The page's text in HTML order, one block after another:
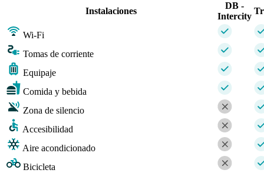
Instalaciones
DB -
Intercity
Wi-Fi
Tomas de corriente
Equipaje
Comida y bebida
Zona de silencio
Accesibilidad
Aire acondicionado
Bicicleta